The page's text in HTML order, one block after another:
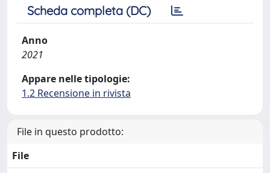
Scheda completa (DC)
Anno
2021
Appare nelle tipologie:
1.2 Recensione in rivista
File in questo prodotto:
File